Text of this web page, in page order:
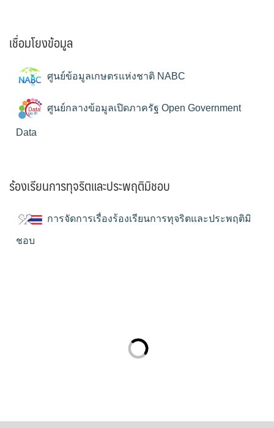
เชื่อมโยงข้อมูล
ศูนย์ข้อมูลเกษตรแห่งชาติ NABC
ศูนย์กลางข้อมูลเปิดภาครัฐ Open Government
Data
ร้องเรียนการทุจริตและประพฤติมิชอบ
การจัดการเรื่องร้องเรียนการทุจริตและประพฤติมิ
ชอบ